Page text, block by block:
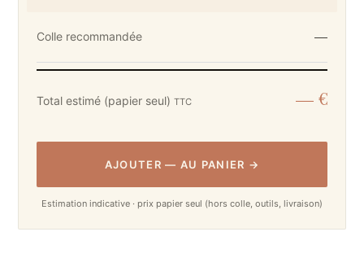
Colle recommandée —
Total estimé (papier seul)TTC — €
AJOUTER— AU PANIER →
Estimation indicative · prix papier seul (hors colle, outils, livraison)